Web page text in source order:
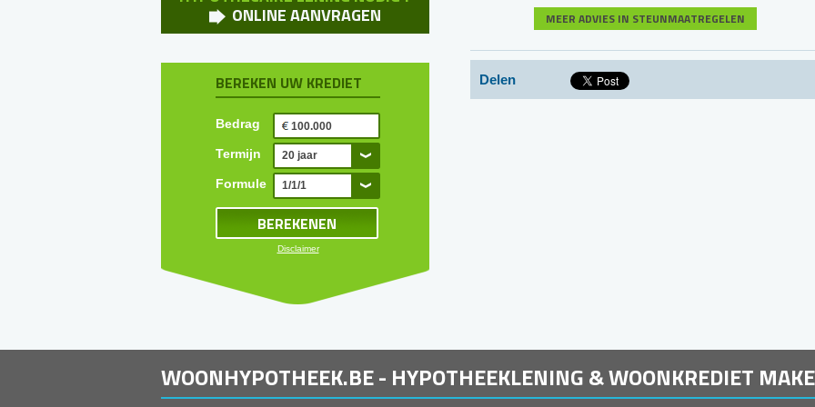
MEER ADVIES IN STEUNMAATREGELEN
Delen
ONLINE AANVRAGEN
BEREKEN UW KREDIET
Bedrag
Termijn 20 jaar
Formule 1/1/1
Disclaimer
WOONHYPOTHEEK.BE - HYPOTHEEKLENING & WOONKREDIET